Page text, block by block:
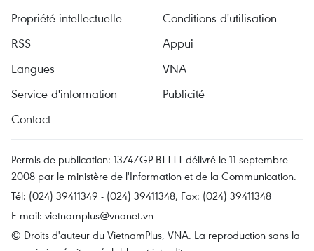
Propriété intellectuelle
Conditions d'utilisation
RSS
Appui
Langues
VNA
Service d'information
Publicité
Contact
Permis de publication: 1374/GP-BTTTT délivré le 11 septembre
2008 par le ministère de l'Information et de la Communication.
Tél: (024) 39411349 - (024) 39411348, Fax: (024) 39411348
E-mail: vietnamplus@vnanet.vn
© Droits d'auteur du VietnamPlus, VNA. La reproduction sans la